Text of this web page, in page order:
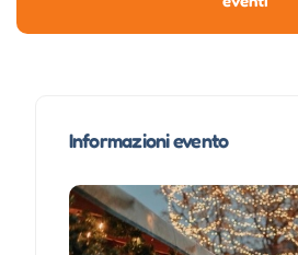
Informazioni evento